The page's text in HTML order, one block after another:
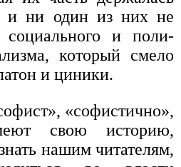
и ни один из них не
социального и поли­
который смело
и циники.
«софистично»,
свою историю,
нашим читателям,